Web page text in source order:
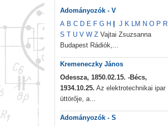
Adományozók - V
A B C D E F G H J K LM N O P R
S T U V W Z Vajtai Zsuzsanna
Budapest Rádiók,...
Kremeneczky János
Odessza, 1850.02.15. -Bécs,
1934.10.25. Az elektrotechnikai ipar
úttörője, a...
Adományozók - S